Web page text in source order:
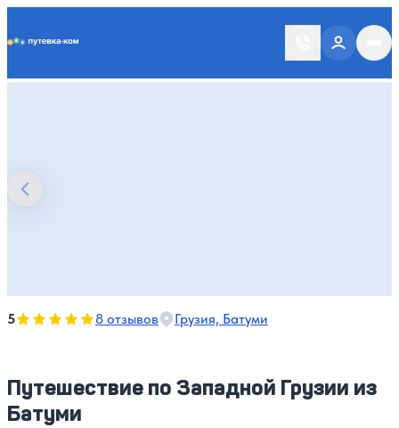
Путешествие по Западной Грузии из
Батуми
5Оценка, количество звезд:5
8 отзывов Грузия, Батуми